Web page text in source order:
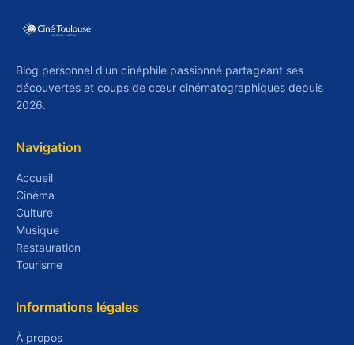
Blog personnel d'un cinéphile passionné partageant ses
découvertes et coups de cœur cinématographiques depuis
2026.
Navigation
Accueil
Cinéma
Culture
Musique
Restauration
Tourisme
Informations légales
À propos